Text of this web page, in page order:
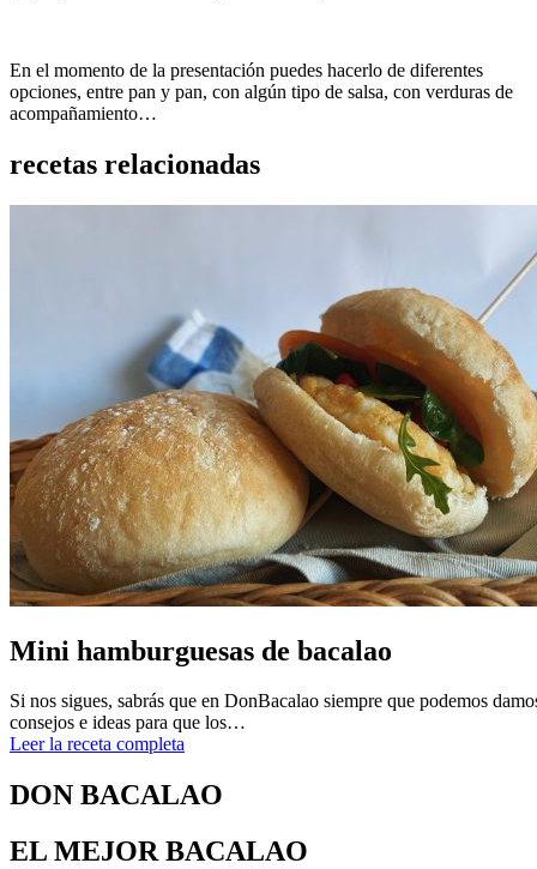
En el momento de la presentación puedes hacerlo de diferentes
opciones, entre pan y pan, con algún tipo de salsa, con verduras de
acompañamiento…
recetas relacionadas
Mini hamburguesas de bacalao
Si nos sigues, sabrás que en DonBacalao siempre que podemos
consejos e ideas para que los…
Leer la receta completa
DON BACALAO
EL MEJOR BACALAO